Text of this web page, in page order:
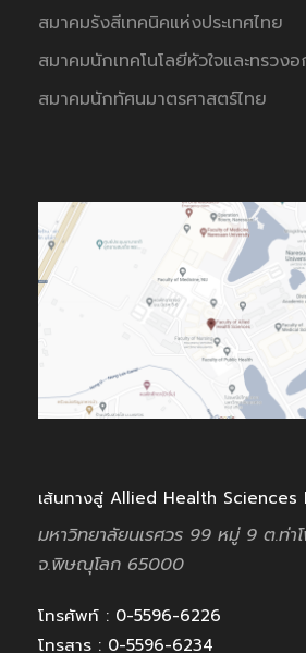
สมาคมรังสีเทคนิคแห่งประเทศไทย
สมาคมนักเทคโนโลยีหัวใจและทรวง
สมาคมนักทัศนมาตรศาสตร์ไทย
เส้นทางสู่ Allied Health Sciences
มหาวิทยาลัยนเรศวร 99 หมู่ 9 ต.ท่า
จ.พิษณุโลก 65000
โทรศัพท์ : 0-5596-6226
โทรสาร : 0-5596-6234